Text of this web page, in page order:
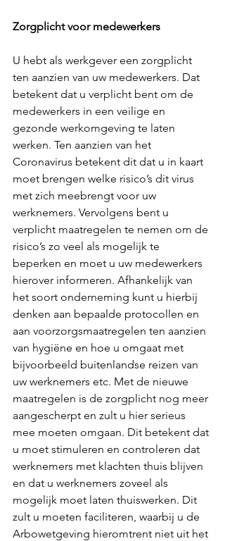
Zorgplicht voor medewerkers
U hebt als werkgever een zorgplicht
ten aanzien van uw medewerkers. Dat
betekent dat u verplicht bent om de
medewerkers in een veilige en
gezonde werkomgeving te laten
werken. Ten aanzien van het
Coronavirus betekent dit dat u in kaart
moet brengen welke risico’s dit virus
met zich meebrengt voor uw
werknemers. Vervolgens bent u
verplicht maatregelen te nemen om de
risico’s zo veel als mogelijk te
beperken en moet u uw medewerkers
hierover informeren. Afhankelijk van
het soort onderneming kunt u hierbij
denken aan bepaalde protocollen en
aan voorzorgsmaatregelen ten aanzien
van hygiëne en hoe u omgaat met
bijvoorbeeld buitenlandse reizen van
uw werknemers etc. Met de nieuwe
maatregelen is de zorgplicht nog meer
aangescherpt en zult u hier serieus
mee moeten omgaan. Dit betekent dat
u moet stimuleren en controleren dat
werknemers met klachten thuis blijven
en dat u werknemers zoveel als
mogelijk moet laten thuiswerken. Dit
zult u moeten faciliteren, waarbij u de
Arbowetgeving hieromtrent niet uit het